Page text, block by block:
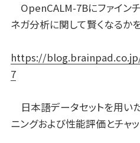
OpenCALM-7Bにファイン
ネガ分析に関して賢くなるか
https://
7
日本語データセットを用い
ニングおよび性能評価とチャ